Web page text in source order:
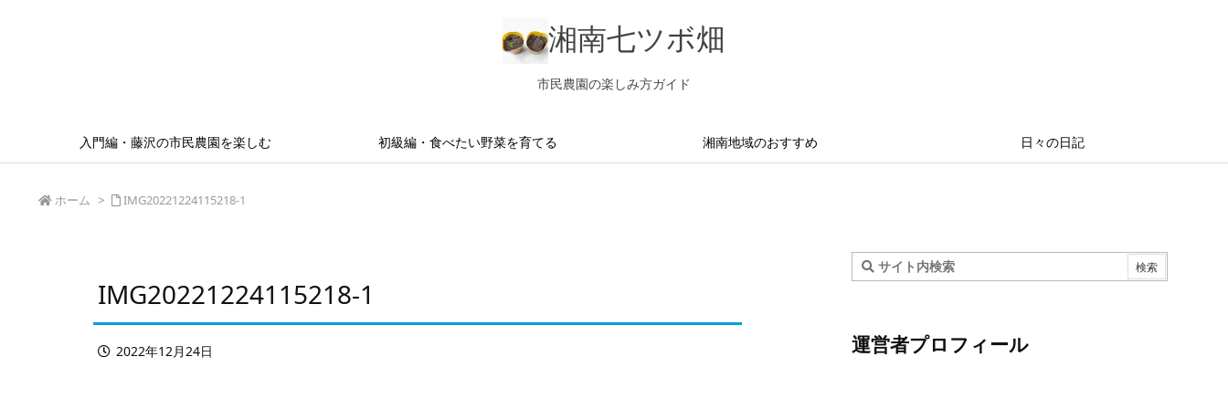
湘南七ツボ畑
市民農園の楽しみ方ガイド
入門編・藤沢の市民農園を楽しむ 初級編・食べたい野菜を育てる 湘南地域のおすすめ 日々の日記
ホーム > IMG20221224115218-1
IMG20221224115218-1
2022年12月24日 運営者プロフィール